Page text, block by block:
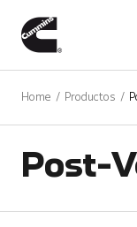
Home Productos
Post-